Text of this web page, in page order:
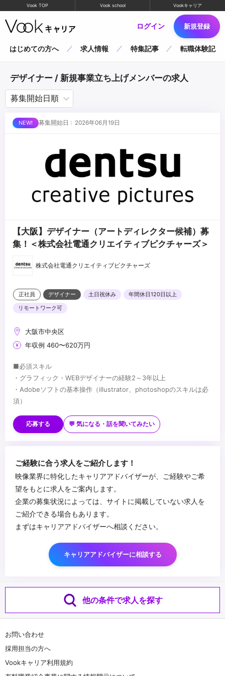
Vook TOP Vook school Vookキャリア
ログイン 新規登録
はじめての方へ 求人情報 特集記事 転職体験記
デザイナー / 新規事業立ち上げメンバーの求人
募集開始日 : 2026年06月19日
【大阪】デザイナー（アートディレクター候補）募
集！＜株式会社電通クリエイティブピクチャーズ＞
株式会社電通クリエイティブピクチャーズ
正社員 デザイナー 土日祝休み
年間休日120日以上
リモートワーク可
大阪市中央区
年収例 460〜620万円
■必須スキル
・グラフィック・WEBデザイナーの経験2～3年以上
・Adobeソフトの基本操作（illustrator、photoshopのスキルは必
須）
・Microsoft Word／Excel／PowerPointの基本操作
・生成AIに関する広告制作の基礎知識があれば尚可
応募する 💬 気になる・話を聞いてみたい
ご経験に合う求人をご紹介します！
映像業界に特化したキャリアアドバイザーが、ご経験やご希
望をもとに求人をご案内します。
企業の募集状況によっては、サイトに掲載していない求人を
ご紹介できる場合もあります。
まずはキャリアアドバイザーへ相談ください。
キャリアアドバイザーに相談する
他の条件で求人を探す
お問い合わせ
採用担当の方へ
Vookキャリア利用規約